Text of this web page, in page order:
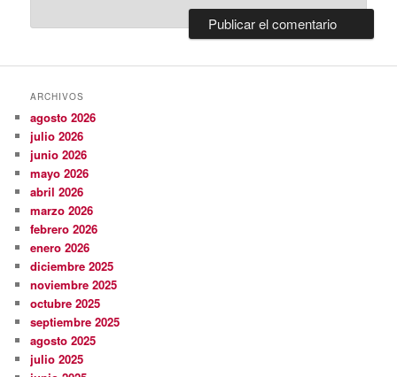
ARCHIVOS
agosto 2026
julio 2026
junio 2026
mayo 2026
abril 2026
marzo 2026
febrero 2026
enero 2026
diciembre 2025
noviembre 2025
octubre 2025
septiembre 2025
agosto 2025
julio 2025